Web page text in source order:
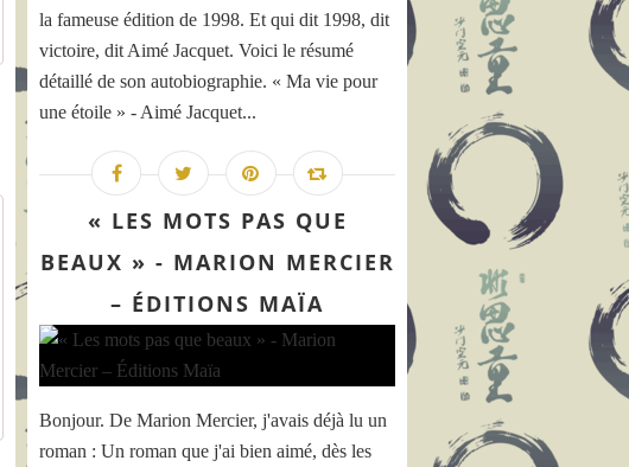
la fameuse édition de 1998. Et qui dit 1998, dit
victoire, dit Aimé Jacquet. Voici le résumé
détaillé de son autobiographie. « Ma vie pour
une étoile » - Aimé Jacquet...
« LES MOTS PAS QUE
BEAUX » - MARION MERCIER
– ÉDITIONS MAÏA
Bonjour. De Marion Mercier, j'avais déjà lu un
roman : Un roman que j'ai bien aimé, dès les